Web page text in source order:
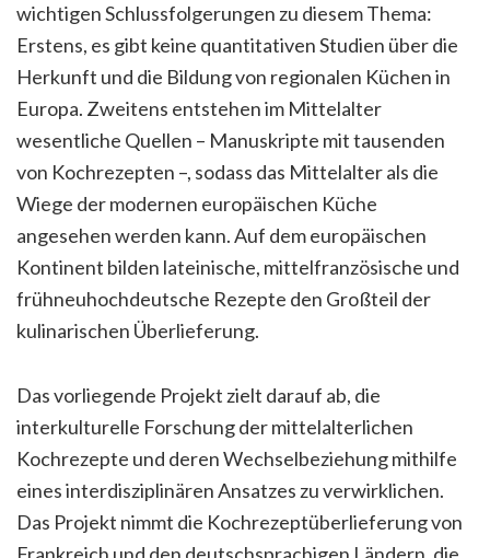
wichtigen Schlussfolgerungen zu diesem Thema:
Erstens, es gibt keine quantitativen Studien über die
Herkunft und die Bildung von regionalen Küchen in
Europa. Zweitens entstehen im Mittelalter
wesentliche Quellen – Manuskripte mit tausenden
von Kochrezepten –, sodass das Mittelalter als die
Wiege der modernen europäischen Küche
angesehen werden kann. Auf dem europäischen
Kontinent bilden lateinische, mittelfranzösische und
frühneuhochdeutsche Rezepte den Großteil der
kulinarischen Überlieferung.
Das vorliegende Projekt zielt darauf ab, die
interkulturelle Forschung der mittelalterlichen
Kochrezepte und deren Wechselbeziehung mithilfe
eines interdisziplinären Ansatzes zu verwirklichen.
Das Projekt nimmt die Kochrezeptüberlieferung von